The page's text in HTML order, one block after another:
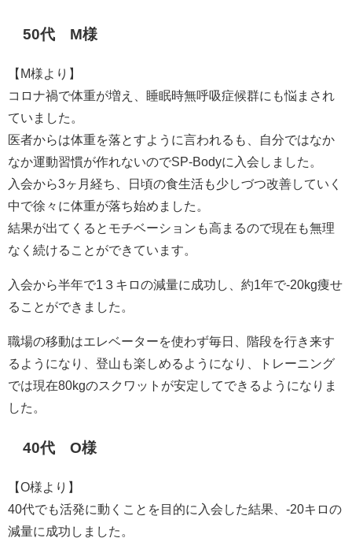
50代 M様
【M様より】
コロナ禍で体重が増え、睡眠時無呼吸症候群にも悩まされ
ていました。
医者からは体重を落とすように言われるも、自分ではなか
なか運動習慣が作れないのでSP-Bodyに入会しました。
入会から3ヶ月経ち、日頃の食生活も少しづつ改善していく
中で徐々に体重が落ち始めました。
結果が出てくるとモチベーションも高まるので現在も無理
なく続けることができています。
入会から半年で1３キロの減量に成功し、約1年で-20kg痩せ
ることができました。
職場の移動はエレベーターを使わず毎日、階段を行き来す
るようになり、登山も楽しめるようになり、トレーニング
では現在80kgのスクワットが安定してできるようになりま
した。
40代 O様
【O様より】
40代でも活発に動くことを目的に入会した結果、-20キロの
減量に成功しました。